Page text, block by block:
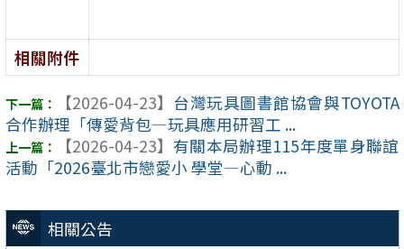
相關公告
相關附件
【2026-04-23】 台灣玩具圖書館協會與TOYOTA
合作辦理「傳愛背包—玩具應用研習工 ...
【2026-04-23】 有關本局辦理115年度單身聯誼
活動「2026臺北市戀愛小 學堂—心動 ...